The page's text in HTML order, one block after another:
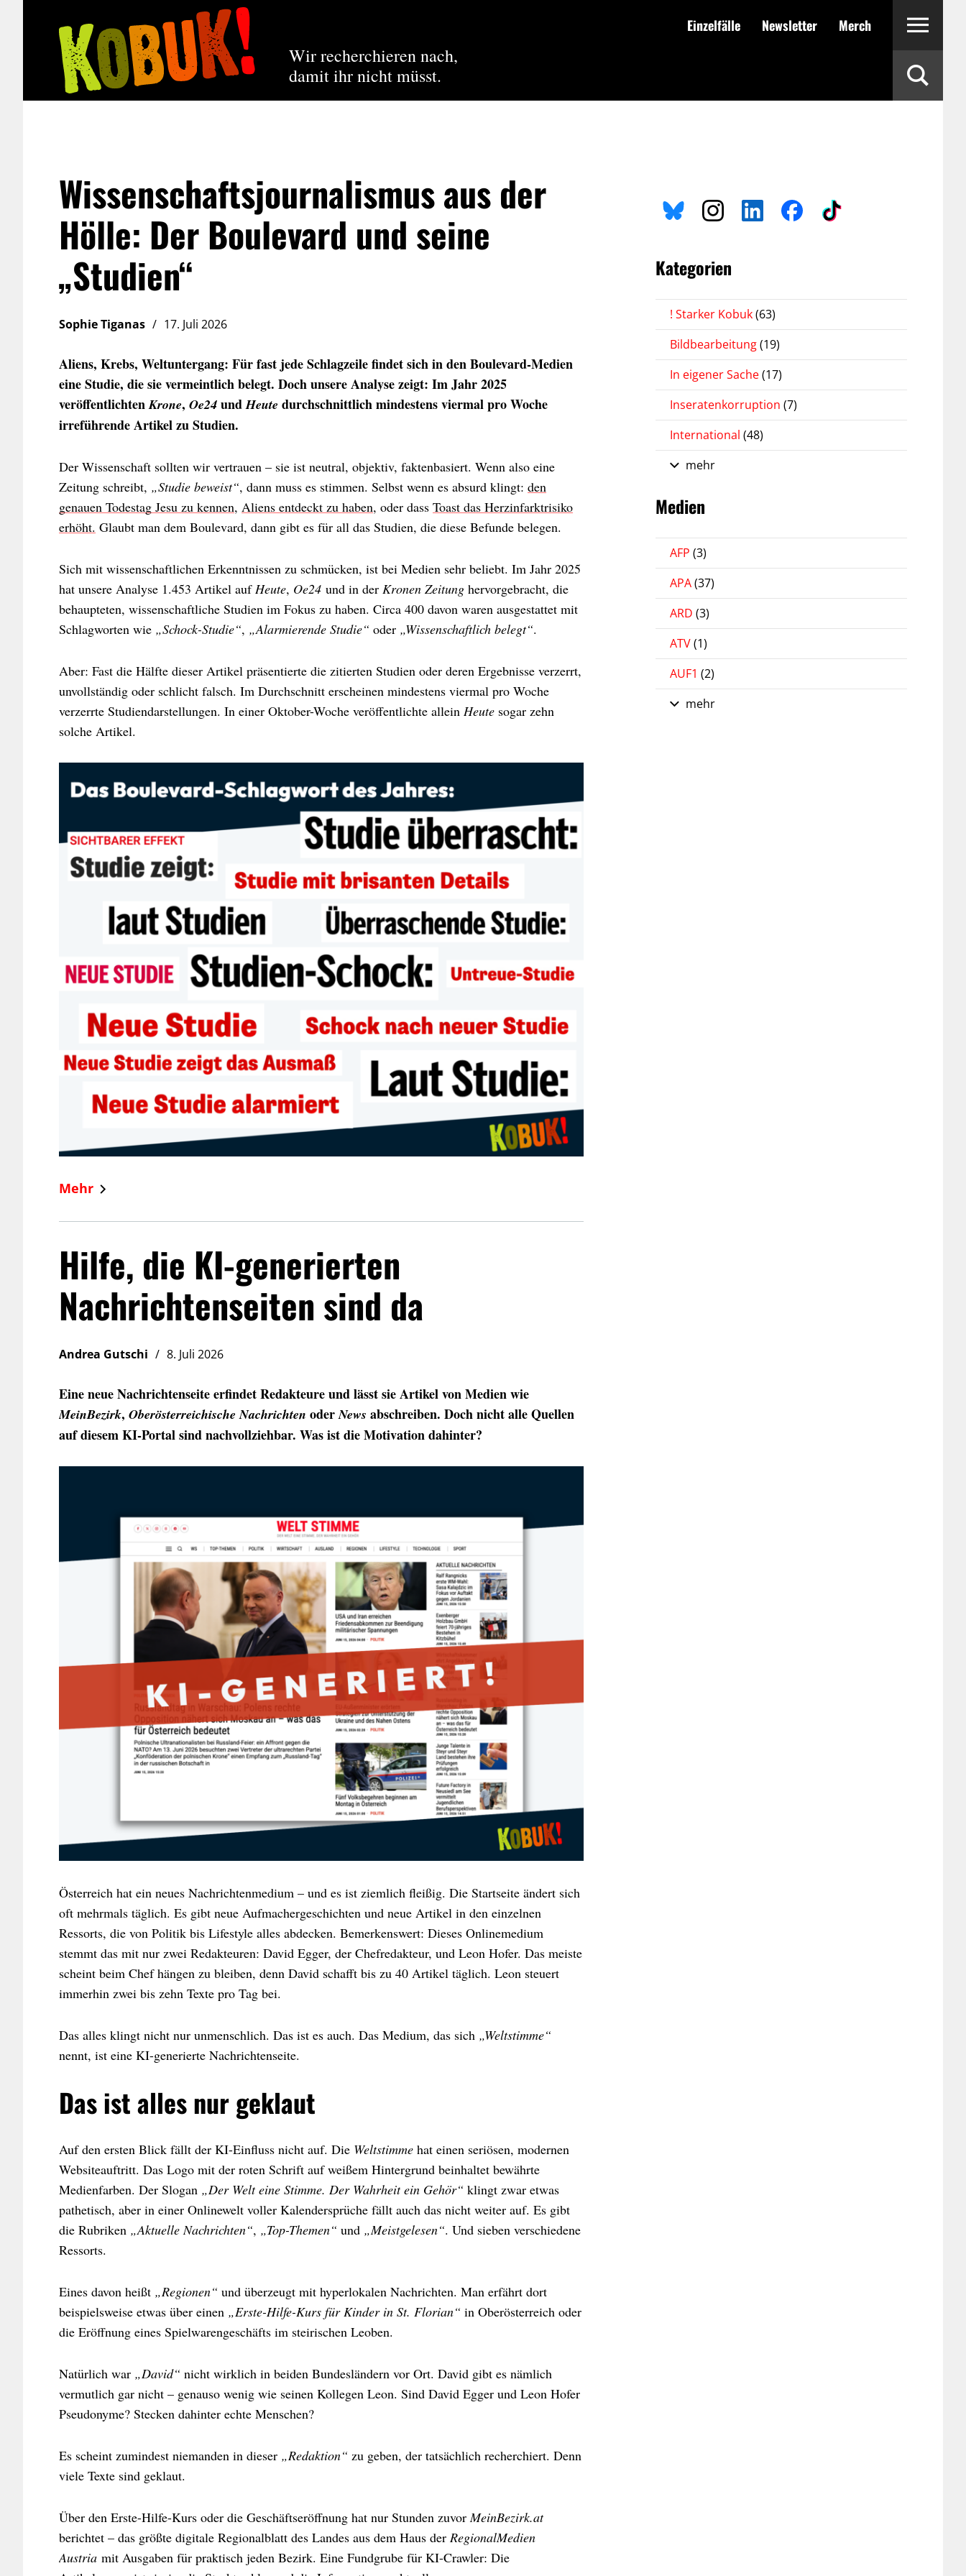
Wir recherchieren nach,
damit ihr nicht müsst.
Einzelfälle Newsletter Merch
Kategorien
! Starker Kobuk(63)
Bildbearbeitung(19)
In eigener Sache(17)
Inseratenkorruption (7)
International (48)
mehr
Medien
AFP (3)
APA(37)
ARD (3)
ATV(1)
AUF1 (2)
mehr
Wissenschaftsjournalismus aus der
Hölle: Der Boulevard und seine
„Studien“
Sophie Tiganas 17. Juli 2026
Aliens, Krebs, Weltuntergang: Für fast jede Schlagzeile findet sich in den Boulevard-Medien
eine Studie, die sie vermeintlich belegt. Doch unsere Analyse zeigt: Im Jahr 2025
veröffentlichtenKrone, Oe24 undHeute durchschnittlich mindestens viermal pro Woche
irreführende Artikel zu Studien.
Der Wissenschaft sollten wir vertrauen – sie ist neutral, objektiv, faktenbasiert. Wenn also eine
Zeitung schreibt, „Studie beweist“, dann muss es stimmen. Selbst wenn es absurd klingt: den
genauen Todestag Jesu zu kennen, Aliens entdeckt zu haben, oder dass Toast das Herzinfarktrisiko
erhöht. Glaubt man dem Boulevard, dann gibt es für all das Studien, die diese Befunde belegen.
Sich mit wissenschaftlichen Erkenntnissen zu schmücken, ist bei Medien sehr beliebt. Im Jahr 2025
hat unsere Analyse 1.453 Artikel aufHeute, Oe24 und in der Kronen Zeitung hervorgebracht, die
behaupteten, wissenschaftliche Studien im Fokus zu haben. Circa 400 davon waren ausgestattet mit
Schlagworten wie „Schock-Studie“, „Alarmierende Studie“ oder „Wissenschaftlich belegt“.
Aber: Fast die Hälfte dieser Artikel präsentierte die zitierten Studien oder deren Ergebnisse verzerrt,
unvollständig oder schlicht falsch. Im Durchschnitt erscheinen mindestens viermal pro Woche
verzerrte Studiendarstellungen. In einer Oktober-Woche veröffentlichte allein Heute sogar zehn
solche Artikel.
Mehr
Hilfe, die KI-generierten
Nachrichtenseiten sind da
Andrea Gutschi 8. Juli 2026
Eine neue Nachrichtenseite erfindet Redakteure und lässt sie Artikel von Medien wie
MeinBezirk, Oberösterreichische Nachrichten oderNews abschreiben. Doch nicht alle Quellen
auf diesem KI-Portal sind nachvollziehbar. Was ist die Motivation dahinter?
Österreich hat ein neues Nachrichtenmedium – und es ist ziemlich fleißig. Die Startseite ändert sich
oft mehrmals täglich. Es gibt neue Aufmachergeschichten und neue Artikel in den einzelnen
Ressorts, die von Politik bis Lifestyle alles abdecken. Bemerkenswert: Dieses Onlinemedium
stemmt das mit nur zwei Redakteuren: David Egger, der Chefredakteur, und Leon Hofer. Das meiste
scheint beim Chef hängen zu bleiben, denn David schafft bis zu 40 Artikel täglich. Leon steuert
immerhin zwei bis zehn Texte pro Tag bei.
Das alles klingt nicht nur unmenschlich. Das ist es auch. Das Medium, das sich „Weltstimme“
nennt, ist eine KI-generierte Nachrichtenseite.
Das ist alles nur geklaut
Auf den ersten Blick fällt der KI-Einfluss nicht auf. Die Weltstimme hat einen seriösen, modernen
Websiteauftritt. Das Logo mit der roten Schrift auf weißem Hintergrund beinhaltet bewährte
Medienfarben. Der Slogan „Der Welt eine Stimme. Der Wahrheit ein Gehör“ klingt zwar etwas
pathetisch, aber in einer Onlinewelt voller Kalendersprüche fällt auch das nicht weiter auf. Es gibt
die Rubriken „Aktuelle Nachrichten“, „Top-Themen“ und „Meistgelesen“. Und sieben verschiedene
Ressorts.
Eines davon heißt „Regionen“ und überzeugt mit hyperlokalen Nachrichten. Man erfährt dort
beispielsweise etwas über einen „Erste-Hilfe-Kurs für Kinder in St. Florian“ in Oberösterreich oder
die Eröffnung eines Spielwarengeschäfts im steirischen Leoben.
Natürlich war „David“ nicht wirklich in beiden Bundesländern vor Ort. David gibt es nämlich
vermutlich gar nicht – genauso wenig wie seinen Kollegen Leon. Sind David Egger und Leon Hofer
Pseudonyme? Stecken dahinter echte Menschen?
Es scheint zumindest niemanden in dieser „Redaktion“ zu geben, der tatsächlich recherchiert. Denn
viele Texte sind geklaut.
Über den Erste-Hilfe-Kurs oder die Geschäftseröffnung hat nur Stunden zuvorMeinBezirk.at
berichtet – das größte digitale Regionalblatt des Landes aus dem Haus der RegionalMedien
Austria mit Ausgaben für praktisch jeden Bezirk. Eine Fundgrube für KI-Crawler: Die